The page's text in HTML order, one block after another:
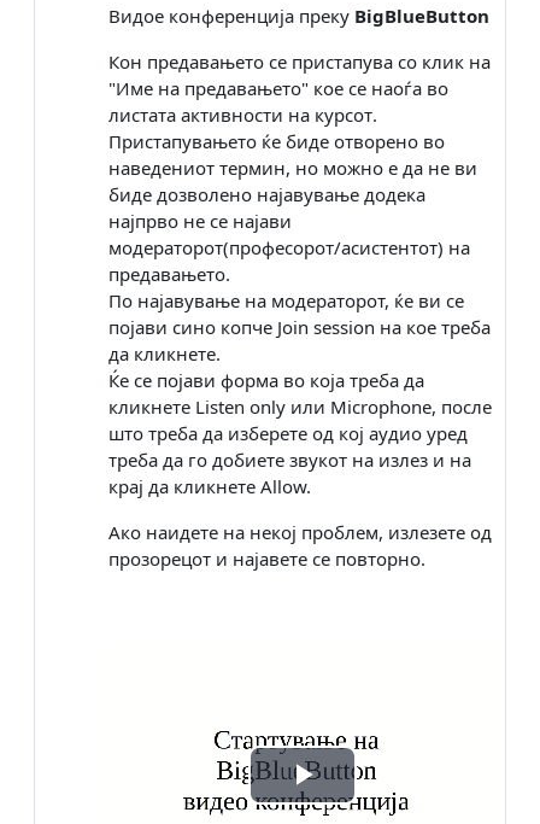
Видое конференција преку BigBlueButton
Кон предавањето се пристапува со клик на
"Име на предавањето" кое се наоѓа во
листата активности на курсот.
Пристапувањето ќе биде отворено во
наведениот термин, но можно е да не ви
биде дозволено најавување додека
најпрво не се најaви
модераторот(професорот/асистентот) на
предавањето.
По најавување на мoдераторот, ќе ви се
појави сино копче Join session на кое треба
да кликнете.
Ќе се појави форма во која треба да
кликнете Listen only или Microphone, после
што треба да изберете од кој аудио уред
треба да го добиете звукот на излез и на
крај да кликнете Allow.
Ако наидете на некој проблем, излезете од
прозорецот и најавете се повторно.
Play